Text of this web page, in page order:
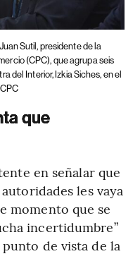
Juan Sutil, presidente de la
(CPC), que agrupa seis
del Interior, Izkia Siches, en el
que
en señalar que
les vaya
momento que se
incertidumbre”
de vista de la